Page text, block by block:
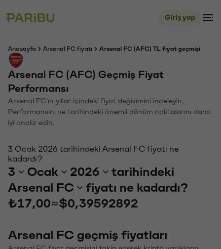
Giriş yap
Anasayfa Arsenal FC fiyatı Arsenal FC (AFC) TL fiyat geçmişi
Arsenal FC (AFC) Geçmiş Fiyat
Performansı
Arsenal FC'ın yıllar içindeki fiyat değişimini inceleyin.
Performansını ve tarihindeki önemli dönüm noktalarını daha
iyi analiz edin.
3 Ocak 2026 tarihindeki Arsenal FC fiyatı ne
kadardı?
3 Ocak 2026
tarihindeki
Arsenal FC
fiyatı ne kadardı?
₺17,00≈$0,39592892
Arsenal FC geçmiş fiyatları